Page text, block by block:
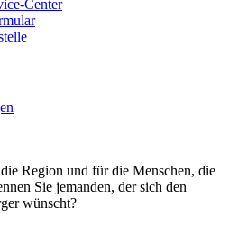
Center
Region und für die Menschen, die
Sie jemanden, der sich den
wünscht?